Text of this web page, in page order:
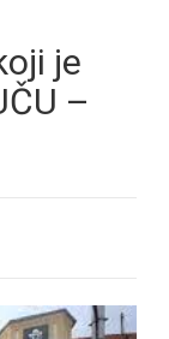
je
–